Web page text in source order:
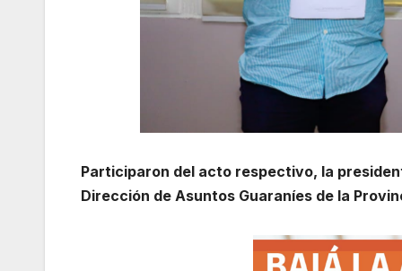
Participaron del acto respectivo, la
Dirección de Asuntos Guaraníes de la